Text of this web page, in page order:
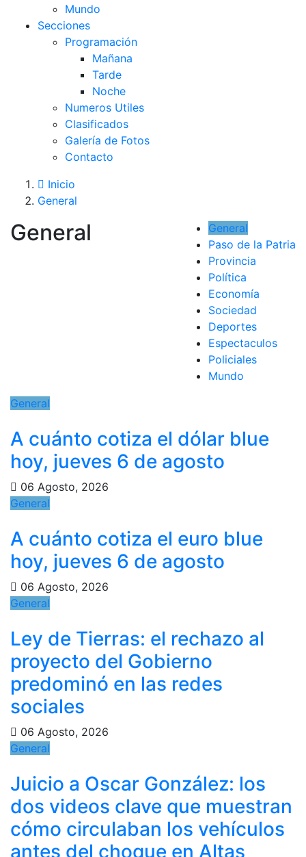
Mundo
Secciones
Programación
Mañana
Tarde
Noche
Numeros Utiles
Clasificados
Galería de Fotos
Contacto
Inicio
General
General
General
Paso de la Patria
Provincia
Política
Economía
Sociedad
Deportes
Espectaculos
Policiales
Mundo
General
A cuánto cotiza el dólar blue
hoy, jueves 6 de agosto
06 Agosto, 2026
General
A cuánto cotiza el euro blue
hoy, jueves 6 de agosto
06 Agosto, 2026
General
Ley de Tierras: el rechazo al
proyecto del Gobierno
predominó en las redes
sociales
06 Agosto, 2026
General
Juicio a Oscar González: los
dos videos clave que muestran
cómo circulaban los vehículos
antes del choque en Altas